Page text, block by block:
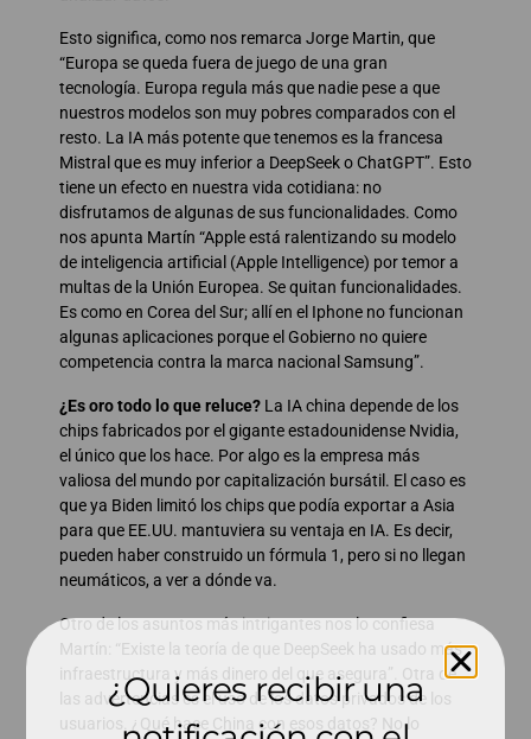
Esto significa, como nos remarca Jorge Martin, que
“Europa se queda fuera de juego de una gran
tecnología. Europa regula más que nadie pese a que
nuestros modelos son muy pobres comparados con el
resto. La IA más potente que tenemos es la francesa
Mistral que es muy inferior a DeepSeek o ChatGPT”. Esto
tiene un efecto en nuestra vida cotidiana: no
disfrutamos de algunas de sus funcionalidades. Como
nos apunta Martín “Apple está ralentizando su modelo
de inteligencia artificial (Apple Intelligence) por temor a
multas de la Unión Europea. Se quitan funcionalidades.
Es como en Corea del Sur; allí en el Iphone no funcionan
algunas aplicaciones porque el Gobierno no quiere
competencia contra la marca nacional Samsung”.
¿Es oro todo lo que reluce? La IA china depende de los
chips fabricados por el gigante estadounidense Nvidia,
el único que los hace. Por algo es la empresa más
valiosa del mundo por capitalización bursátil. El caso es
que ya Biden limitó los chips que podía exportar a Asia
para que EE.UU. mantuviera su ventaja en IA. Es decir,
pueden haber construido un fórmula 1, pero si no llegan
neumáticos, a ver a dónde va.
Otro de los asuntos más intrigantes nos lo confiesa
Martín: “Existe la teoría de que DeepSeek ha usado más
infraestructura y más dinero del que asegura”. Otra de
las advertencias es el uso de los datos privados de los
usuarios. ¿Qué hace China con esos datos? No lo
¿Quieres recibir una